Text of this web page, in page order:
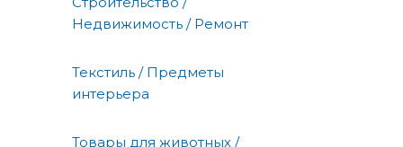
Недвижимость / Ремонт
Текстиль / Предметы
интерьера
Товары для животных /